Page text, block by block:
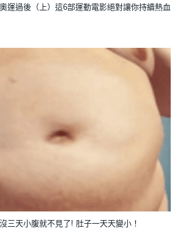
運過後（上）這6部運動電影絕對讓你持續熱血
三天小腹就不見了! 肚子一天天變小！